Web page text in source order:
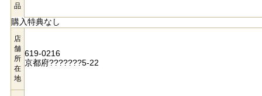
品
購入特典なし
店
舗
所
在
地
619-0216
京都府???????5-22